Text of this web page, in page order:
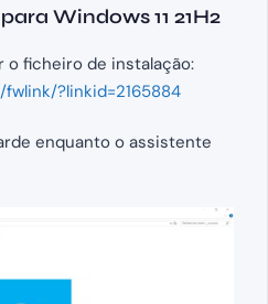
Windows 11 21H2
o ficheiro de instalação:
?linkid=2165884
enquanto o assistente